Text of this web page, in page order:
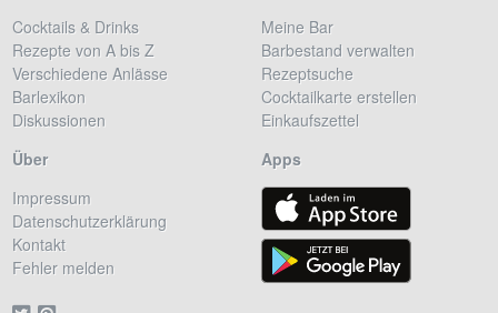
Cocktails & Drinks
Rezepte von A bis Z
Verschiedene Anlässe
Barlexikon
Diskussionen
Meine Bar
Barbestand verwalten
Rezeptsuche
Cocktailkarte erstellen
Einkaufszettel
Über
Impressum
Datenschutzerklärung
Kontakt
Fehler melden
Apps